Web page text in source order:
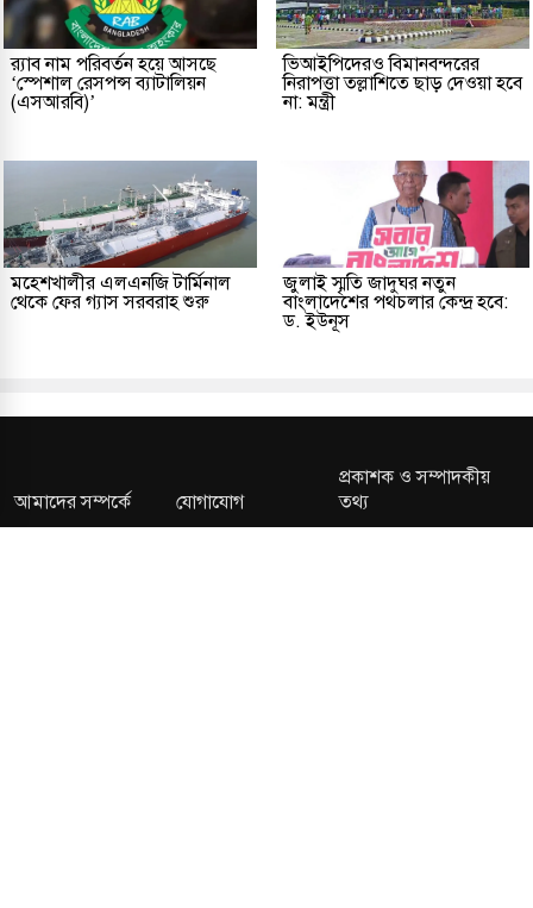
র‌্যাব নাম পরিবর্তন হয়ে আসছে
‘স্পেশাল রেসপন্স ব্যাটালিয়ন
(এসআরবি)’
ভিআইপিদেরও বিমানবন্দরের
নিরাপত্তা তল্লাশিতে ছাড় দেওয়া হবে
না: মন্ত্রী
মহেশখালীর এলএনজি টার্মিনাল
থেকে ফের গ্যাস সরবরাহ শুরু
জুলাই স্মৃতি জাদুঘর নতুন
বাংলাদেশের পথচলার কেন্দ্র হবে:
ড. ইউনূস
আমাদের সম্পর্কে যোগাযোগ
প্রকাশক ও সম্পাদকীয়
তথ্য